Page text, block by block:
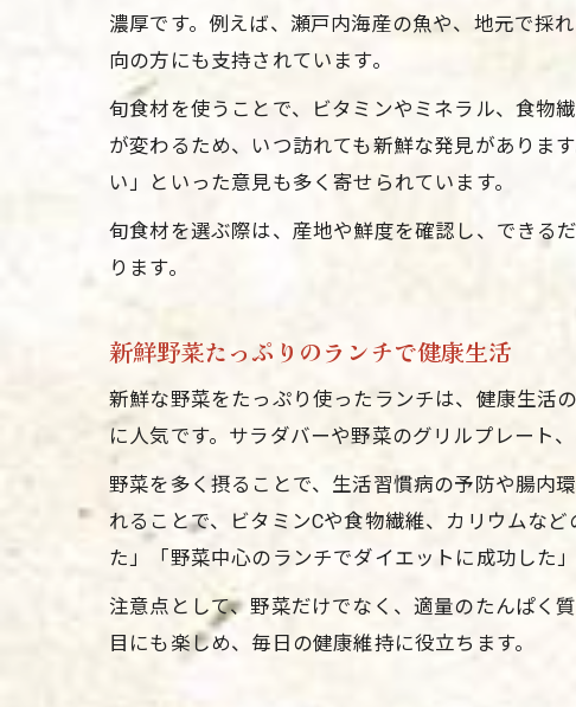
濃厚です。例えば、瀬戸内海産の魚や、地元で採
向の方にも支持されています。
旬食材を使うことで、ビタミンやミネラル、食物
が変わるため、いつ訪れても新鮮な発見がありま
い」といった意見も多く寄せられています。
旬食材を選ぶ際は、産地や鮮度を確認し、できる
ります。
新鮮野菜たっぷりのランチで健康生活
新鮮な野菜をたっぷり使ったランチは、健康生活
に人気です。サラダバーや野菜のグリルプレート
野菜を多く摂ることで、生活習慣病の予防や腸内
れることで、ビタミンCや食物繊維、カリウムな
た」「野菜中心のランチでダイエットに成功した
注意点として、野菜だけでなく、適量のたんぱく
目にも楽しめ、毎日の健康維持に役立ちます。